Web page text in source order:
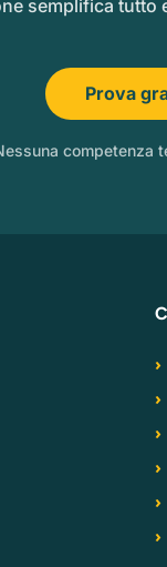
semplifica tutto
Prova
competenza